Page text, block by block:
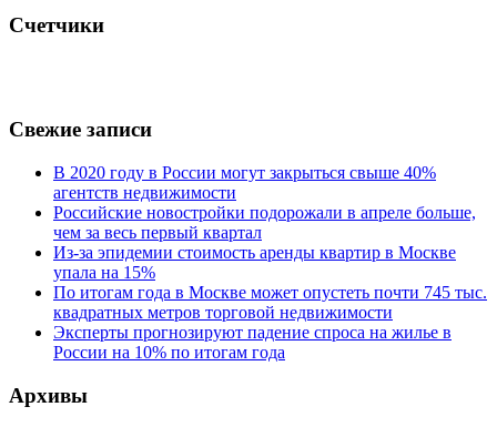
Счетчики
Свежие записи
В 2020 году в России могут закрыться свыше 40%
агентств недвижимости
Российские новостройки подорожали в апреле больше,
чем за весь первый квартал
Из-за эпидемии стоимость аренды квартир в Москве
упала на 15%
По итогам года в Москве может опустеть почти 745 тыс.
квадратных метров торговой недвижимости
Эксперты прогнозируют падение спроса на жилье в
России на 10% по итогам года
Архивы